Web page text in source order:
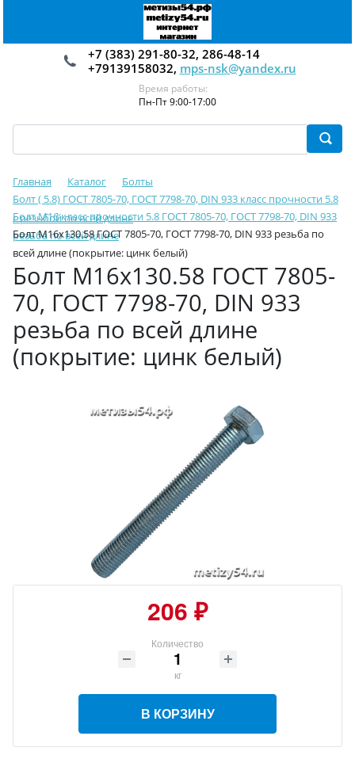
+7 (383) 291-80-32, 286-48-14
+79139158032, mps-nsk@yandex.ru
Время работы:
Пн-Пт 9:00-17:00
Главная Каталог
Болты
Болт ( 5.8) ГОСТ 7805-70, ГОСТ 7798-70, DIN 933 класс прочности 5.8
с резьбой по всей длине
Болт М16 класс прочности 5.8 ГОСТ 7805-70, ГОСТ 7798-70, DIN 933
резьба по всей длине
Болт М16х130.58 ГОСТ 7805-70, ГОСТ 7798-70, DIN 933 резьба по
всей длине (покрытие: цинк белый)
Болт М16х130.58 ГОСТ 7805-
70, ГОСТ 7798-70, DIN 933
резьба по всей длине
(покрытие: цинк белый)
206 ₽
Количество
кг
В КОРЗИНУ